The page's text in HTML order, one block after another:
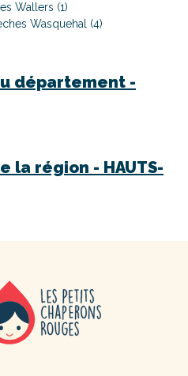
Wallers (1)
Wasquehal (4)
département -
la région - HAUTS-